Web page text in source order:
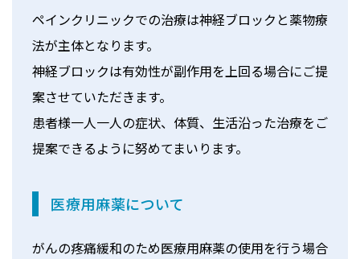
ペインクリニックでの治療は神経ブロックと薬物療
法が主体となります。
神経ブロックは有効性が副作用を上回る場合にご提
案させていただきます。
患者様一人一人の症状、体質、生活沿った治療をご
提案できるように努めてまいります。
医療用麻薬について
がんの疼痛緩和のため医療用麻薬の使用を行う場合